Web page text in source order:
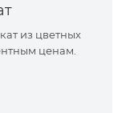
из цветных
ценам.